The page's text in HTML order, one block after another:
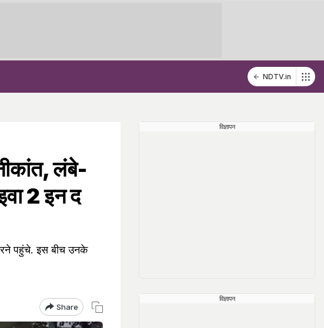
NDTV.in
लंबे-
2 इन द
पहुंचे. इस बीच उनके
Share
विज्ञापन
विज्ञापन